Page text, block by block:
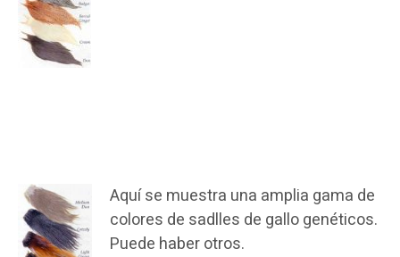
Aquí se muestra una amplia gama de
colores de sadlles de gallo genéticos.
Puede haber otros.